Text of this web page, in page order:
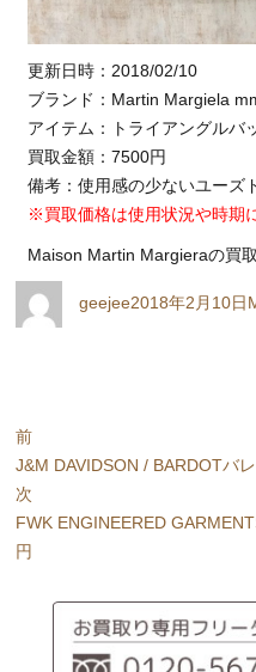
更新日時：2018/02/10
ブランド：Martin Margiela
アイテム：トライアングルバ
買取金額：7500円
備考：使用感の少ないユーズ
※買取価格は使用状況や時期
Maison Martin Margieraの買
geejee投
2018年2月10日
投
稿
ナ
ビ
ゲ
前
前
の
投
稿:
J&M DAVIDSON / BARDOTバ
次
次
の
FWK ENGINEERED
円